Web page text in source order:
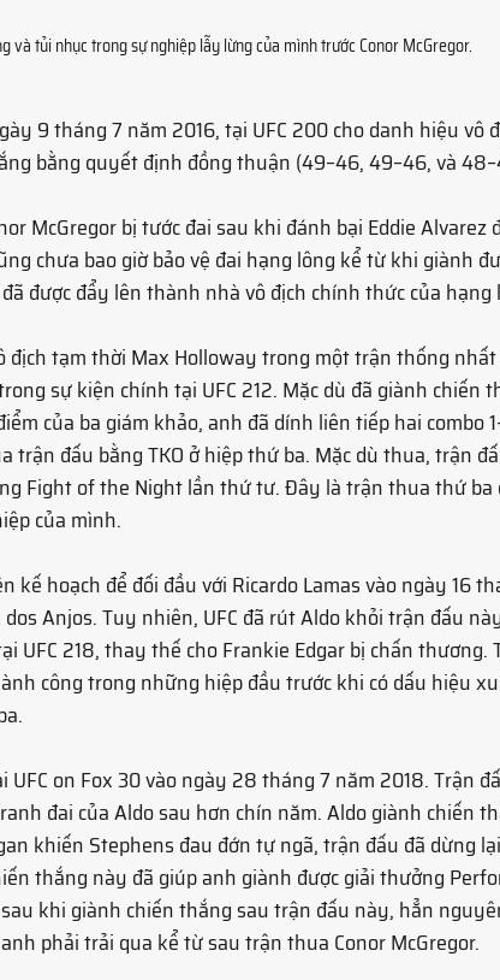
và tủi nhục trong sự nghiệp lẫy lừng của mình trước Conor McGregor.
9 tháng 7 năm 2016, tại UFC 200 cho danh hiệu vô
bằng quyết định đồng thuận (49–46, 49–46, và
McGregor bị tước đai sau khi đánh bại Eddie Alvarez
chưa bao giờ bảo vệ đai hạng lông kể từ khi giành
được đẩy lên thành nhà vô địch chính thức của hạng
địch tạm thời Max Holloway trong một trận thống
sự kiện chính tại UFC 212. Mặc dù đã giành chiến
của ba giám khảo, anh đã dính liên tiếp hai combo
trận đấu bằng TKO ở hiệp thứ ba. Mặc dù thua, trận
Fight of the Night lần thứ tư. Đây là trận thua thứ ba
của mình.
kế hoạch để đối đầu với Ricardo Lamas vào ngày 16
dos Anjos. Tuy nhiên, UFC đã rút Aldo khỏi trận đấu
UFC 218, thay thế cho Frankie Edgar bị chấn thương.
công trong những hiệp đầu trước khi có dấu hiệu
on Fox 30 vào ngày 28 tháng 7 năm 2018. Trận
đai của Aldo sau hơn chín năm. Aldo giành chiến
khiến Stephens đau đớn tự ngã, trận đấu đã dừng
thắng này đã giúp anh giành được giải thưởng
khi giành chiến thắng sau trận đấu này, hẳn
phải trải qua kể từ sau trận thua Conor McGregor.